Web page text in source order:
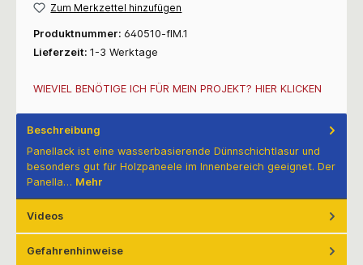
Zum Merkzettel hinzufügen
Produktnummer: 640510-flM.1
Lieferzeit: 1-3 Werktage
WIEVIEL BENÖTIGE ICH FÜR MEIN PROJEKT? HIER KLICKEN
Beschreibung
Panellack ist eine wasserbasierende Dünnschichtlasur und
besonders gut für Holzpaneele im Innenbereich geeignet. Der
Panella… Mehr
Videos
Gefahrenhinweise